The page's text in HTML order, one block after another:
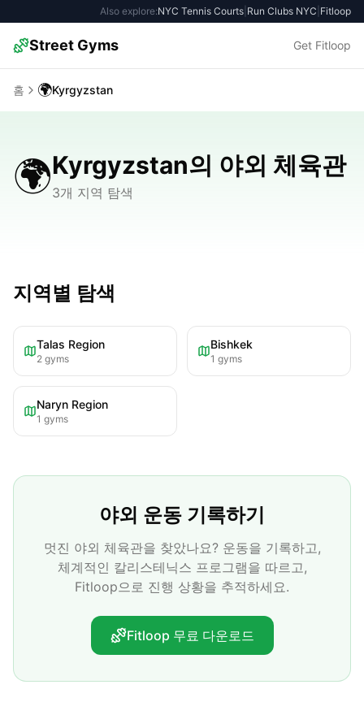
Also explore:NYC Tennis Courts Run Clubs NYC Fitloop
Street Gyms Get Fitloop
홈 🌍Kyrgyzstan
🌍Kyrgyzstan의 야외 체육관
3개 지역 탐색
지역별 탐색
Talas Region
2 gyms
Bishkek
1 gyms
Naryn Region
1 gyms
야외 운동 기록하기
멋진 야외 체육관을 찾았나요? 운동을 기록하고,
체계적인 칼리스테닉스 프로그램을 따르고,
Fitloop으로 진행 상황을 추적하세요.
Fitloop 무료 다운로드